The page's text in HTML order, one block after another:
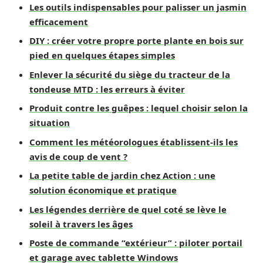
Les outils indispensables pour palisser un jasmin
efficacement
DIY : créer votre propre porte plante en bois sur
pied en quelques étapes simples
Enlever la sécurité du siège du tracteur de la
tondeuse MTD : les erreurs à éviter
Produit contre les guêpes : lequel choisir selon la
situation
Comment les météorologues établissent-ils les
avis de coup de vent ?
La petite table de jardin chez Action : une
solution économique et pratique
Les légendes derrière de quel coté se lève le
soleil à travers les âges
Poste de commande “extérieur” : piloter portail
et garage avec tablette Windows